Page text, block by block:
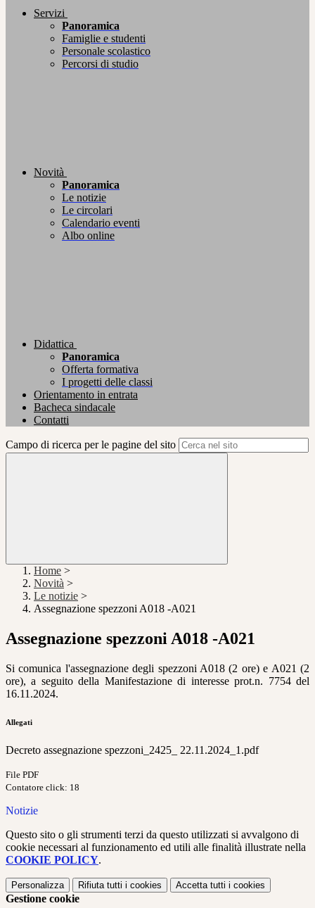
Servizi
Panoramica
Famiglie e studenti
Personale scolastico
Percorsi di studio
Novità
Panoramica
Le notizie
Le circolari
Calendario eventi
Albo online
Didattica
Panoramica
Offerta formativa
I progetti delle classi
Orientamento in entrata
Bacheca sindacale
Contatti
Campo di ricerca per le pagine del sito
Home >
Novità >
Le notizie >
Assegnazione spezzoni A018 -A021
Assegnazione spezzoni A018 -A021
Si comunica l'assegnazione degli spezzoni A018 (2 ore) e A021 (2
ore), a seguito della Manifestazione di interesse prot.n. 7754 del
16.11.2024.
Allegati
Decreto assegnazione spezzoni_2425_ 22.11.2024_1.pdf
File PDF
Contatore click: 18
Notizie
Questo sito o gli strumenti terzi da questo utilizzati si avvalgono di
cookie necessari al funzionamento ed utili alle finalità illustrate nella
COOKIE POLICY.
Personalizza Rifiuta tutti i cookies Accetta tutti i cookies
Gestione cookie